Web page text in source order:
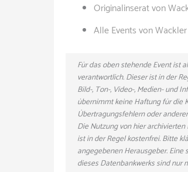
Originalinserat von
Alle Events von
Für das oben stehende Event ist
verantwortlich. Dieser ist in der
Bild-, Ton-, Video-, Medien- und
übernimmt keine Haftung für die
Übertragungsfehlern oder
Die Nutzung von hier
ist in der Regel kostenfrei. Bitte
angegebenen Herausgeber.
dieses Datenbankwerks sind nur